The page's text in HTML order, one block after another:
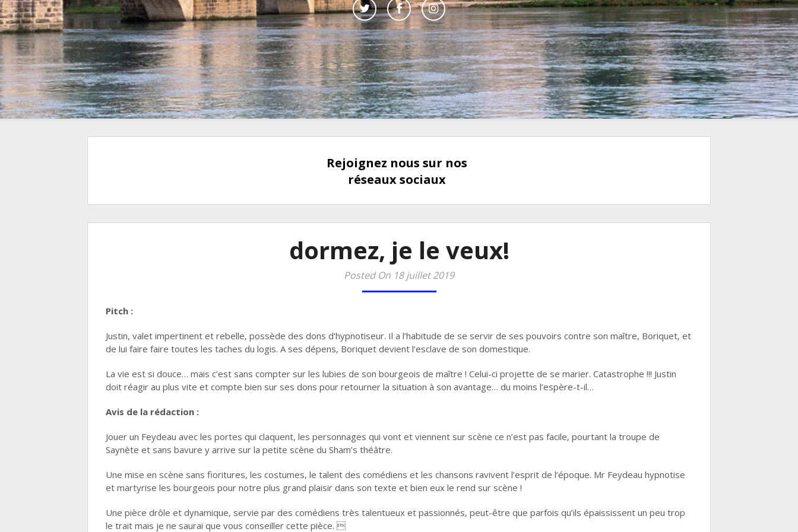
Rejoignez nous sur nos
réseaux sociaux
dormez, je le veux!
Posted On 18 juillet 2019
Pitch :
Justin, valet impertinent et rebelle, possède des dons d’hypnotiseur. Il a l’habitude de se servir de ses pouvoirs contre son maître, Boriquet, et
de lui faire faire toutes les taches du logis. A ses dépens, Boriquet devient l’esclave de son domestique.
La vie est si douce… mais c’est sans compter sur les lubies de son bourgeois de maître ! Celui-ci projette de se marier. Catastrophe !!! Justin
doit réagir au plus vite et compte bien sur ses dons pour retourner la situation à son avantage… du moins l’espère-t-il…
Avis de la rédaction :
Jouer un Feydeau avec les portes qui claquent, les personnages qui vont et viennent sur scène ce n’est pas facile, pourtant la troupe de
Saynète et sans bavure y arrive sur la petite scène du Sham’s théâtre.
Une mise en scène sans fioritures, les costumes, le talent des comédiens et les chansons ravivent l’esprit de l’époque. Mr Feydeau hypnotise
et martyrise les bourgeois pour notre plus grand plaisir dans son texte et bien eux le rend sur scène !
Une pièce drôle et dynamique, servie par des comédiens très talentueux et passionnés, peut-être que parfois qu’ils épaississent un peu trop
le trait mais je ne saurai que vous conseiller cette pièce. 